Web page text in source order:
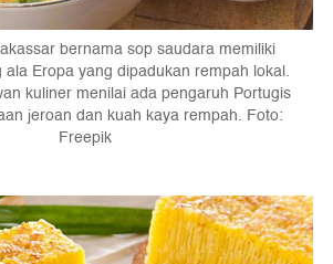
bernama sop saudara memiliki
Eropa yang dipadukan rempah lokal.
kuliner menilai ada pengaruh Portugis
jeroan dan kuah kaya rempah. Foto:
Freepik